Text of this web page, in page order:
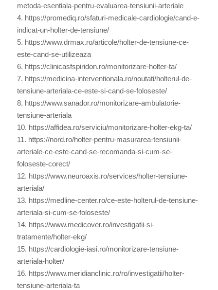
metoda-esentiala-pentru-evaluarea-tensiunii-arteriale
4. https://promediq.ro/sfaturi-medicale-cardiologie/cand-e-
indicat-un-holter-de-tensiune/
5. https://www.drmax.ro/articole/holter-de-tensiune-ce-
este-cand-se-utilizeaza
6. https://clinicasfspiridon.ro/monitorizare-holter-ta/
7. https://medicina-interventionala.ro/noutati/holterul-de-
tensiune-arteriala-ce-este-si-cand-se-foloseste/
8. https://www.sanador.ro/monitorizare-ambulatorie-
tensiune-arteriala
10. https://affidea.ro/serviciu/monitorizare-holter-ekg-ta/
11. https://nord.ro/holter-pentru-masurarea-tensiunii-
arteriale-ce-este-cand-se-recomanda-si-cum-se-
foloseste-corect/
12. https://www.neuroaxis.ro/services/holter-tensiune-
arteriala/
13. https://medline-center.ro/ce-este-holterul-de-tensiune-
arteriala-si-cum-se-foloseste/
14. https://www.medicover.ro/investigatii-si-
tratamente/holter-ekg/
15. https://cardiologie-iasi.ro/monitorizare-tensiune-
arteriala-holter/
16. https://www.meridianclinic.ro/ro/investigatii/holter-
tensiune-arteriala-ta